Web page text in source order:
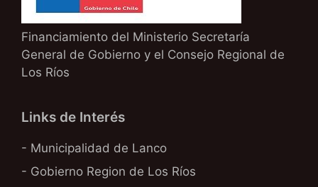
Financiamiento del Ministerio Secretaría
General de Gobierno y el Consejo Regional de
Los Ríos
Links de Interés
- Municipalidad de Lanco
- Gobierno Region de Los Ríos